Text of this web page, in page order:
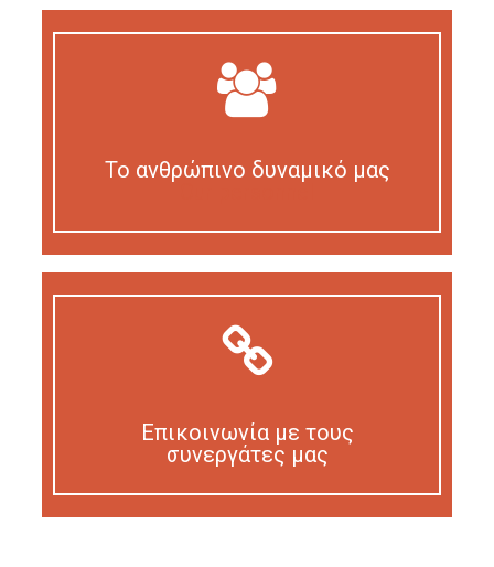
Το ανθρώπινο δυναμικό μας
Επικοινωνία με τους
συνεργάτες μας